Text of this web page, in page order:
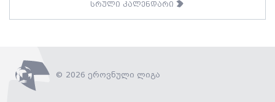
სრული კალენდარი
© 2026 ეროვნული ლიგა